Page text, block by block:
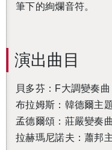
筆下的絢爛音符。
演出曲目
貝多芬：F大調變奏
布拉姆斯：韓德爾主
孟德爾頌：莊嚴變奏
拉赫瑪尼諾夫：蕭邦